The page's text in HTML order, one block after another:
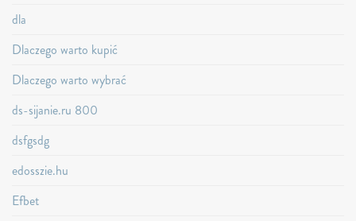
dla
Dlaczego warto kupić
Dlaczego warto wybrać
ds-sijanie.ru 800
dsfgsdg
edosszie.hu
Efbet